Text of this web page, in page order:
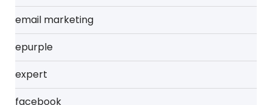
email marketing
epurple
expert
facebook